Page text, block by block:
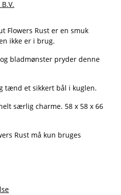
Flowers Rust er en smuk
ikke er i brug.
bladmønster pryder denne
tænd et sikkert bål i kuglen.
særlig charme. 58 x 58 x 66
Rust må kun bruges